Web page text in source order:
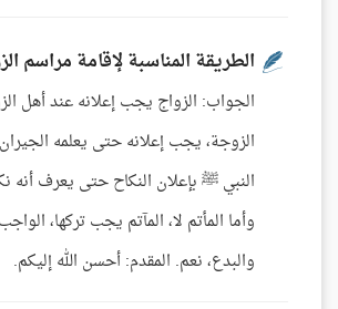
الطريقة المناسبة لإقامة مراسم
الجواب: الزواج يجب إعلانه عند أهل
الزوجة، يجب إعلانه حتى يعلمه
النبي ﷺ بإعلان النكاح حتى يعرف أنه
وأما المأتم لا، المآتم يجب تركها،
والبدع، نعم. المقدم: أحسن الله إليكم.